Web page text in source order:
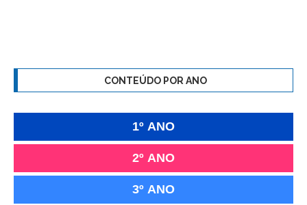
CONTEÚDO POR ANO
1º ANO
2º ANO
3º ANO